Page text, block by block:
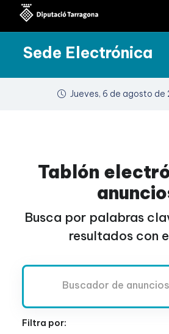
Sede Electrónica
Jueves, 6 de agosto de
Tablón
Busca por palabras
resultados con
Filtra por: